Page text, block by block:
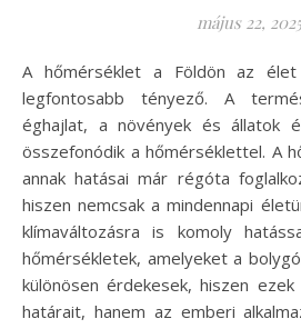
május 22, 2025
A hőmérséklet a Földön az élet szempontjából egyik
legfontosabb tényező. A
éghajlat, a növények és állatok
összefonódik a hőmérséklettel. A
annak hatásai már régóta
hiszen nemcsak a mindennapi
klímaváltozásra is komoly
hőmérsékletek, amelyeket a
különösen érdekesek, hiszen
határait, hanem az emberi